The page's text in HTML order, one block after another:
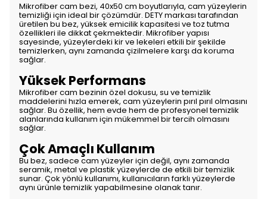
Mikrofiber cam bezi, 40x50 cm boyutlarıyla, cam yüzeylerin
temizliği için ideal bir çözümdür. DETY markası tarafından
üretilen bu bez, yüksek emicilik kapasitesi ve toz tutma
özellikleri ile dikkat çekmektedir. Mikrofiber yapısı
sayesinde, yüzeylerdeki kir ve lekeleri etkili bir şekilde
temizlerken, aynı zamanda çizilmelere karşı da koruma
sağlar.
Yüksek Performans
Mikrofiber cam bezinin özel dokusu, su ve temizlik
maddelerini hızla emerek, cam yüzeylerin pırıl pırıl olmasını
sağlar. Bu özellik, hem evde hem de profesyonel temizlik
alanlarında kullanım için mükemmel bir tercih olmasını
sağlar.
Çok Amaçlı Kullanım
Bu bez, sadece cam yüzeyler için değil, aynı zamanda
seramik, metal ve plastik yüzeylerde de etkili bir temizlik
sunar. Çok yönlü kullanımı, kullanıcıların farklı yüzeylerde
aynı ürünle temizlik yapabilmesine olanak tanır.